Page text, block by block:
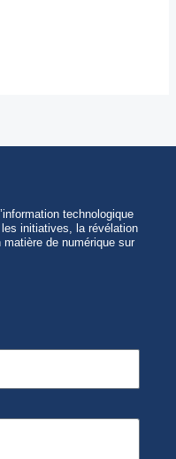
technologique
initiatives, la révélation
de numérique sur